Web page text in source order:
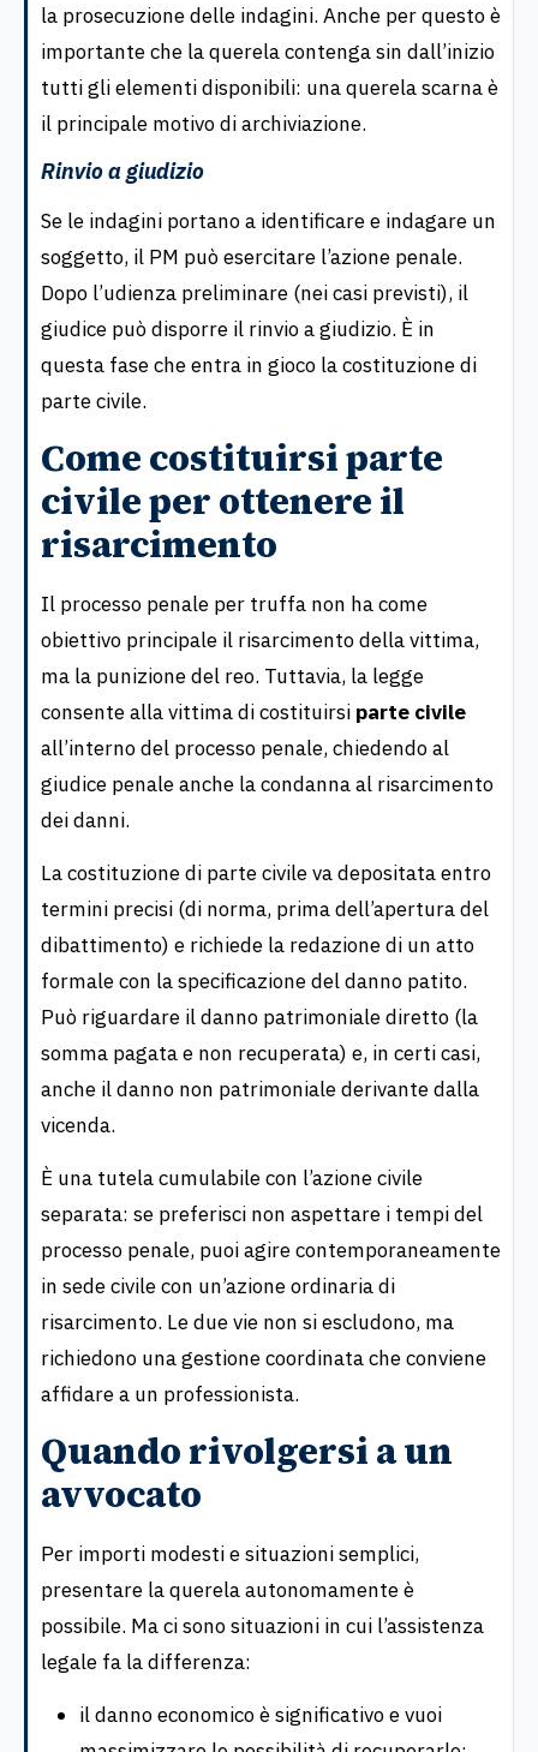
la prosecuzione delle indagini. Anche per questo è
importante che la querela contenga sin dall’inizio
tutti gli elementi disponibili: una querela scarna è
il principale motivo di archiviazione.
Rinvio a giudizio
Se le indagini portano a identificare e indagare un
soggetto, il PM può esercitare l’azione penale.
Dopo l’udienza preliminare (nei casi previsti), il
giudice può disporre il rinvio a giudizio. È in
questa fase che entra in gioco la costituzione di
parte civile.
Come costituirsi parte
civile per ottenere il
risarcimento
Il processo penale per truffa non ha come
obiettivo principale il risarcimento della vittima,
ma la punizione del reo. Tuttavia, la legge
consente alla vittima di costituirsi parte civile
all’interno del processo penale, chiedendo al
giudice penale anche la condanna al risarcimento
dei danni.
La costituzione di parte civile va depositata entro
termini precisi (di norma, prima dell’apertura del
dibattimento) e richiede la redazione di un atto
formale con la specificazione del danno patito.
Può riguardare il danno patrimoniale diretto (la
somma pagata e non recuperata) e, in certi casi,
anche il danno non patrimoniale derivante dalla
vicenda.
È una tutela cumulabile con l’azione civile
separata: se preferisci non aspettare i tempi del
processo penale, puoi agire contemporaneamente
in sede civile con un’azione ordinaria di
risarcimento. Le due vie non si escludono, ma
richiedono una gestione coordinata che conviene
affidare a un professionista.
Quando rivolgersi a un
avvocato
Per importi modesti e situazioni semplici,
presentare la querela autonomamente è
possibile. Ma ci sono situazioni in cui l’assistenza
legale fa la differenza:
il danno economico è significativo e vuoi